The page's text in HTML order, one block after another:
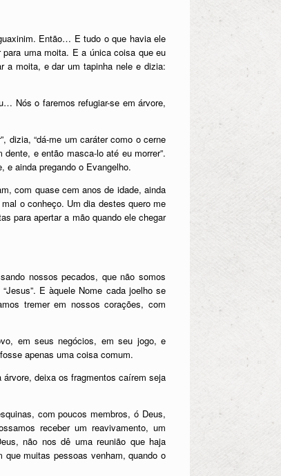
Então… E tudo o que havia ele
uma moita. E a única coisa que eu
a moita, e dar um tapinha nele e dizia:
Nós o faremos refugiar-se em árvore,
dizia, “dá-me um caráter como o cerne
e então masca-lo até eu morrer”.
ainda pregando o Evangelho.
com quase cem anos de idade, ainda
o conheço. Um dia destes quero me
para apertar a mão quando ele chegar
nossos pecados, que não somos
E àquele Nome cada joelho se
tremer em nossos corações, com
em seus negócios, em seu jogo, e
apenas uma coisa comum.
deixa os fragmentos caírem seja
com poucos membros, ó Deus,
receber um reavivamento, um
não nos dê uma reunião que haja
muitas pessoas venham, quando o